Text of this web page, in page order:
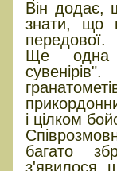
Він додає,
знати, що
передової.
Ще одна
і цілком
багато
з'явилося